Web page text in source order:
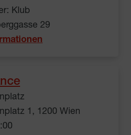
Klub
29
1, 1200 Wien